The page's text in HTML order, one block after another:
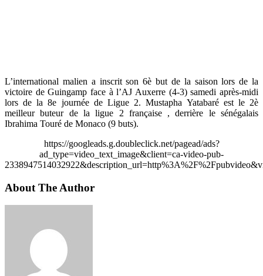
L’international malien a inscrit son 6è but de la saison lors de la
victoire de Guingamp face à l’AJ Auxerre (4-3) samedi après-midi
lors de la 8e journée de Ligue 2. Mustapha Yatabaré est le 2è
meilleur buteur de la ligue 2 française , derrière le sénégalais
Ibrahima Touré de Monaco (9 buts).
https://googleads.g.doubleclick.net/pagead/ads?
ad_type=video_text_image&client=ca-video-pub-
About The Author